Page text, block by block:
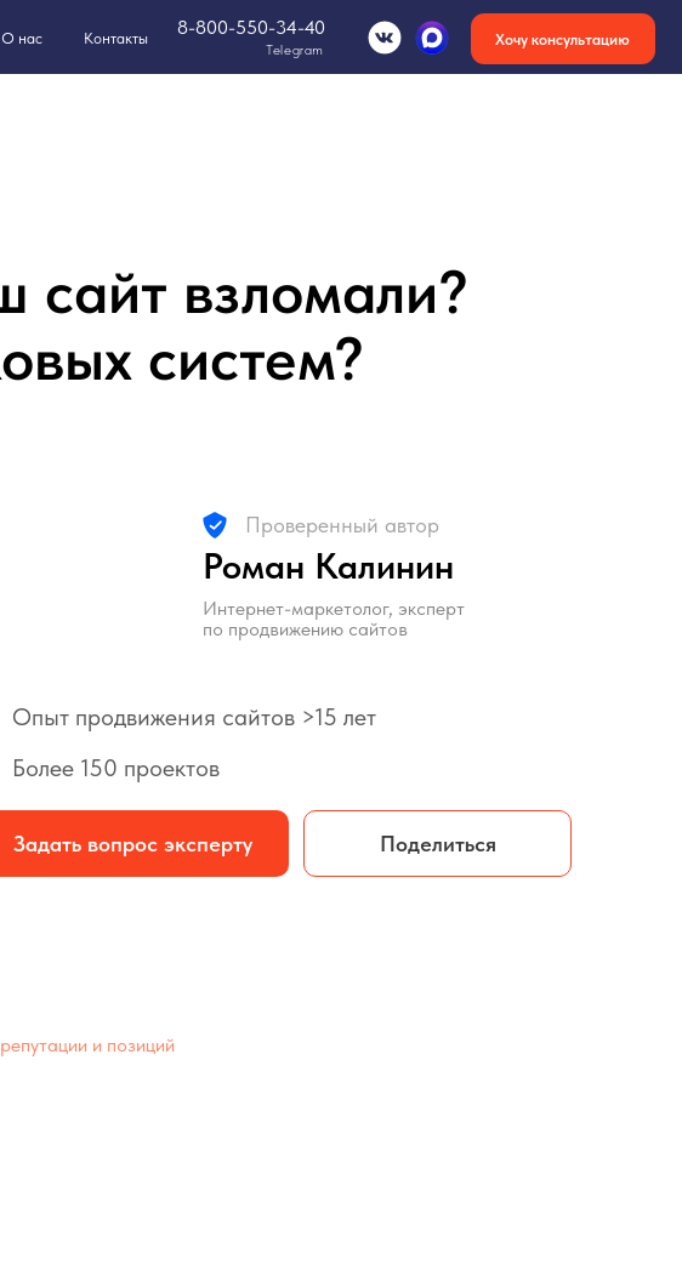
Хочу консультацию
8-800-550-34-40
Telegram
сайт взломали?
систем?
и позиций
Интернет-маркетолог, эксперт
по продвижению сайтов
Роман Калинин
Проверенный автор
Более 150 проектов
Опыт продвижения сайтов >15 лет
Поделиться
Задать вопрос эксперту